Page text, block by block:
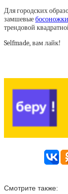
Для городских
замшевые
трендовой
Selfmade, вам лайк!
Смотрите также: